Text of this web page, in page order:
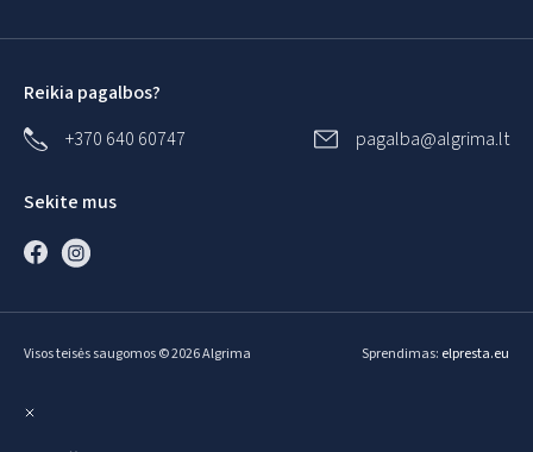
Reikia pagalbos?
+370 640 60747
pagalba@algrima.lt
Sekite mus
Visos teisės saugomos © 2026 Algrima Sprendimas: elpresta.eu